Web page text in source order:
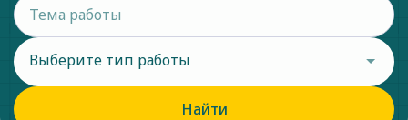
Выберите тип работы
Найти